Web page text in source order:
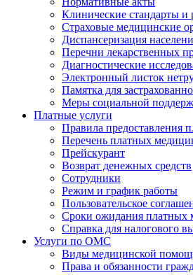
Клинические стандарты и
Страховые медицинские
Диспансеризация
Перечни лекарственных
Диагностические
Электронный листок
Памятка для
Меры социальной
Платные услуги
Правила предоставления
Перечень платных
Прейскурант
Возврат денежных средств
Сотрудники
Режим и график работы
Пользовательское
Сроки ожидания платных
Справка для налогового
Услуги по ОМС
Виды медицинской
Права и обязанности